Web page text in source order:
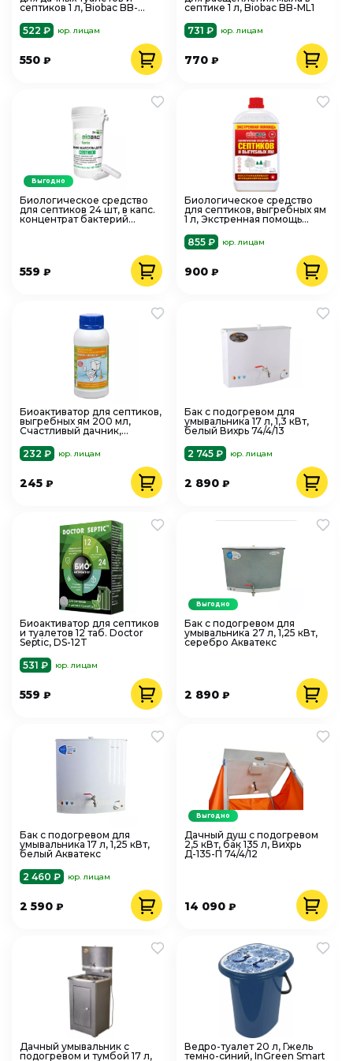
септиков 1 л, Biobac BB-
522 ₽
юр. лицам
550 ₽
септике 1 л, Biobac BB-ML1
731 ₽
юр. лицам
770₽
Биологическое средство
для септиков 24 шт, в капс.
концентрат бактерий
559 ₽
Выгодно
Биологическое средство
для септиков, выгребных ям
1 л, Экстренная помощь
855 ₽
юр. лицам
900₽
Биоактиватор для септиков,
выгребных ям 200 мл,
Счастливый дачник,
232 ₽
юр. лицам
245 ₽
Бак с подогревом для
умывальника 17 л, 1,3 кВт,
белый Вихрь 74/4/13
2 745 ₽
юр. лицам
2 890₽
Биоактиватор для септиков
и туалетов 12 таб. Doctor
Septic, DS-12T
531 ₽
юр. лицам
559 ₽
Бак с подогревом для
умывальника 27 л, 1,25 кВт,
серебро Акватекс
2 890₽
Выгодно
Бак с подогревом для
умывальника 17 л, 1,25 кВт,
белый Акватекс
2 460 ₽
юр. лицам
2 590 ₽
Дачный душ с подогревом
2,5 кВт, бак 135 л, Вихрь
Д-135-П 74/4/12
14 090₽
Выгодно
Дачный умывальник с
подогревом и тумбой 17 л,
Ведро-туалет 20 л, Гжель
темно-синий, InGreen Smart